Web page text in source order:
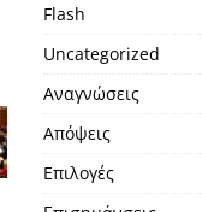
Flash
Uncategorized
Αναγνώσεις
Απόψεις
Επιλογές